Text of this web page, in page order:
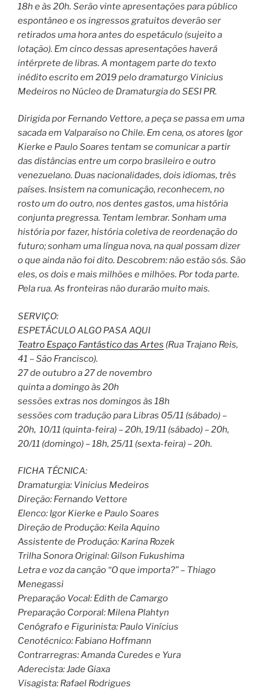
18h e às 20h. Serão vinte apresentações para público
espontâneo e os ingressos gratuitos deverão ser
retirados uma hora antes do espetáculo (sujeito a
lotação). Em cinco dessas apresentações haverá
intérprete de libras. A montagem parte do texto
inédito escrito em 2019 pelo dramaturgo Vinicius
Medeiros no Núcleo de Dramaturgia do SESI PR.
Dirigida por Fernando Vettore, a peça se passa em uma
sacada em Valparaíso no Chile. Em cena, os atores Igor
Kierke e Paulo Soares tentam se comunicar a partir
das distâncias entre um corpo brasileiro e outro
venezuelano. Duas nacionalidades, dois idiomas, três
países. Insistem na comunicação, reconhecem, no
rosto um do outro, nos dentes gastos, uma história
conjunta pregressa. Tentam lembrar. Sonham uma
história por fazer, história coletiva de reordenação do
futuro; sonham uma língua nova, na qual possam dizer
o que ainda não foi dito. Descobrem: não estão sós. São
eles, os dois e mais milhões e milhões. Por toda parte.
Pela rua. As fronteiras não durarão muito mais.
SERVIÇO:
ESPETÁCULO ALGO PASA AQUI
Teatro Espaço Fantástico das Artes (Rua Trajano Reis,
41 – São Francisco).
27 de outubro a 27 de novembro
quinta a domingo às 20h
sessões extras nos domingos às 18h
sessões com tradução para Libras 05/11 (sábado) –
20h, 10/11 (quinta-feira) – 20h, 19/11 (sábado) – 20h,
20/11 (domingo) – 18h, 25/11 (sexta-feira) – 20h.
FICHA TÉCNICA:
Dramaturgia: Vinicius Medeiros
Direção: Fernando Vettore
Elenco: Igor Kierke e Paulo Soares
Direção de Produção: Keila Aquino
Assistente de Produção: Karina Rozek
Trilha Sonora Original: Gilson Fukushima
Letra e voz da canção “O que importa?” – Thiago
Menegassi
Preparação Vocal: Edith de Camargo
Preparação Corporal: Milena Plahtyn
Cenógrafo e Figurinista: Paulo Vinícius
Cenotécnico: Fabiano Hoffmann
Contrarregras: Amanda Curedes e Yura
Aderecista: Jade Giaxa
Visagista: Rafael Rodrigues